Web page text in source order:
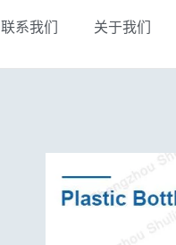
联系我们 关于我们